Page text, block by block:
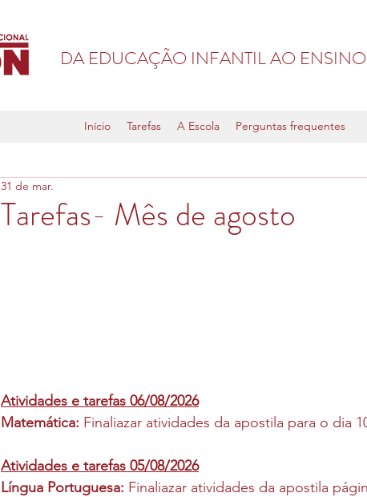
DA EDUCAÇÃO INFANTIL AO
Início Tarefas A Escola Perguntas frequentes
Tarefas- Mês de agosto
31 de mar.
Atividades e tarefas 06/08/2026
Matemática: Finaliazar atividades da apostila para o dia
Atividades e tarefas 05/08/2026
Língua Portuguesa: Finaliazar atividades da apostila